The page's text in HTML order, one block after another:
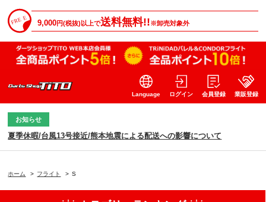
9,000円(税抜)以上で送料無料!!※卸売対象外
Language ログイン 会員登録 業販登録
お知らせ
夏季休暇/台風13号接近/熊本地震による配送への影響について
ホーム > フライト > S